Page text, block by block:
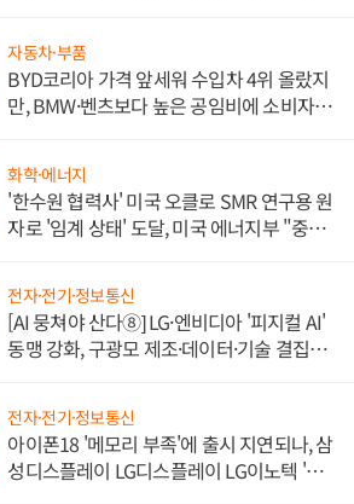
자동차·부품
BYD코리아 가격 앞세워 수입차 4위 올랐지
만, BMW·벤츠보다 높은 공임비에 소비자
화학·에너지
'한수원 협력사' 미국 오클로 SMR 연구용 원
자로 '임계 상태' 도달, 미국 에너지부 "중요
전자·전기·정보통신
[AI 뭉쳐야 산다⑧] LG·엔비디아 '피지컬 AI'
동맹 강화, 구광모 제조·데이터·기술 결집
전자·전기·정보통신
아이폰18 '메모리 부족'에 출시 지연되나, 삼
성디스플레이 LG디스플레이 LG이노텍 '탈